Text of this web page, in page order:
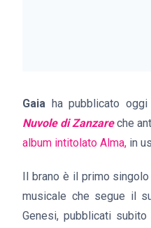
Gaia ha pubblicato
Nuvole di Zanzareche
album intitolato Alma, in
Il brano è il primo
musicale che segue il
Genesi, pubblicati